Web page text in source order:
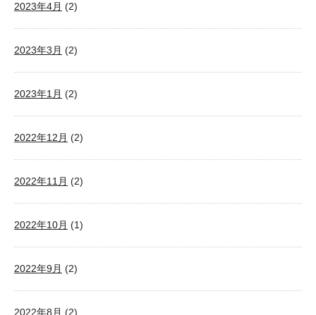
2023年4月 (2)
2023年3月 (2)
2023年1月 (2)
2022年12月 (2)
2022年11月 (2)
2022年10月 (1)
2022年9月 (2)
2022年8月 (2)